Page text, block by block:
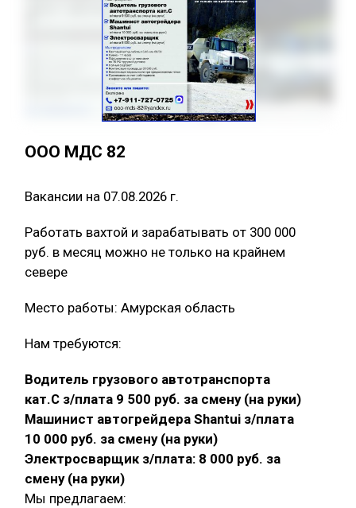
ООО МДС 82
Вакансии на 07.08.2026 г.
Работать вахтой и зарабатывать от 300 000
руб. в месяц можно не только на крайнем
севере
Место работы: Амурская область
Нам требуются:
Водитель грузового автотранспорта
кат.С з/плата 9 500 руб. за смену (на руки)
Машинист автогрейдера Shantui з/плата
10 000 руб. за смену (на руки)
Электросварщик з/плата: 8 000 руб. за
смену (на руки)
Мы предлагаем: